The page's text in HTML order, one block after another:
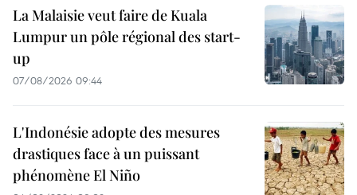
La Malaisie veut faire de Kuala
Lumpur un pôle régional des start-
up
07/08/2026 09:44
L'Indonésie adopte des mesures
drastiques face à un puissant
phénomène El Niño